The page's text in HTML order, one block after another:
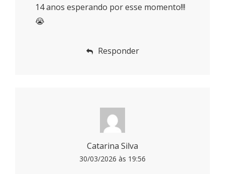
14 anos esperando por esse momento!!!
😭
Responder
Catarina Silva
30/03/2026 às 19:56